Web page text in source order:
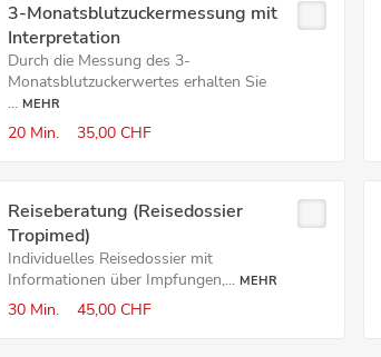
3-Monatsblutzuckermessung mit
Interpretation
Durch die Messung des 3-
Monatsblutzuckerwertes erhalten Sie
... MEHR
20 Min. 35,00 CHF
Reiseberatung (Reisedossier
Tropimed)
Individuelles Reisedossier mit
Informationen über Impfungen,... MEHR
30 Min. 45,00 CHF